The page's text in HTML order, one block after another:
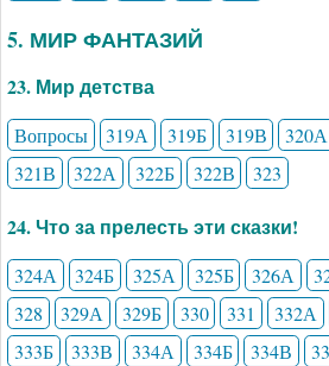
5. МИР ФАНТАЗИЙ
23. Мир детства
Вопросы 319А 319Б 319В 320А
321В
322А 322Б 322В 323
24. Что за прелесть эти сказки!
324А 324Б 325А 325Б 326А
328
329А 329Б 330 331 332А
333Б
333В 334А 334Б 334В